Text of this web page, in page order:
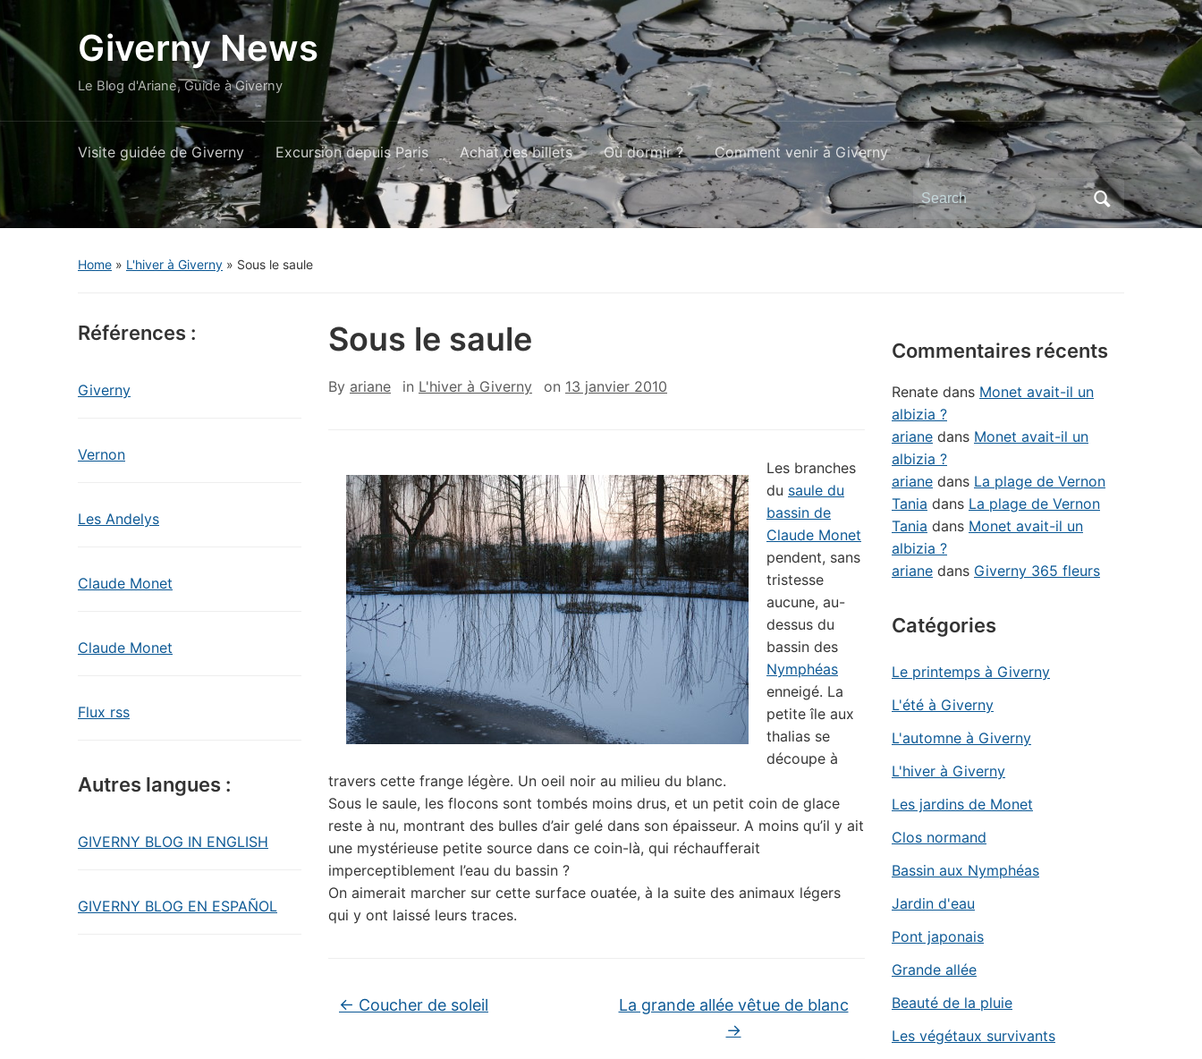
Giverny News
Le Blog d'Ariane, Guide à Giverny
Visite guidée de Giverny Excursion depuis Paris Achat des billets Où dormir ? Comment venir à Giverny
Search
for:
Home » L'hiver à Giverny » Sous le saule
Références :
Giverny
Vernon
Les Andelys
Claude Monet
Claude Monet
Flux rss
Autres langues :
GIVERNY BLOG IN ENGLISH
GIVERNY BLOG EN ESPAÑOL
Sous le saule
By ariane in L'hiver à Giverny on 13 janvier 2010
Les branches
du saule du
bassin de
Claude Monet
pendent, sans
tristesse
aucune, au-
dessus du
bassin des
Nymphéas
enneigé. La
petite île aux
thalias se
découpe à
travers cette frange légère. Un oeil noir au milieu du blanc.
Sous le saule, les flocons sont tombés moins drus, et un petit coin de glace
reste à nu, montrant des bulles d’air gelé dans son épaisseur. A moins qu’il y ait
une mystérieuse petite source dans ce coin-là, qui réchaufferait
imperceptiblement l’eau du bassin ?
On aimerait marcher sur cette surface ouatée, à la suite des animaux légers
qui y ont laissé leurs traces.
← Coucher de soleil
La grande allée vêtue de blanc
→
Commentaires récents
Renate dans Monet avait-il un
albizia ?
ariane dans Monet avait-il un
albizia ?
ariane dans La plage de Vernon
Tania dans La plage de Vernon
Tania dans Monet avait-il un
albizia ?
ariane dans Giverny 365 fleurs
Catégories
Le printemps à Giverny
L'été à Giverny
L'automne à Giverny
L'hiver à Giverny
Les jardins de Monet
Clos normand
Bassin aux Nymphéas
Jardin d'eau
Pont japonais
Grande allée
Beauté de la pluie
Les végétaux survivants